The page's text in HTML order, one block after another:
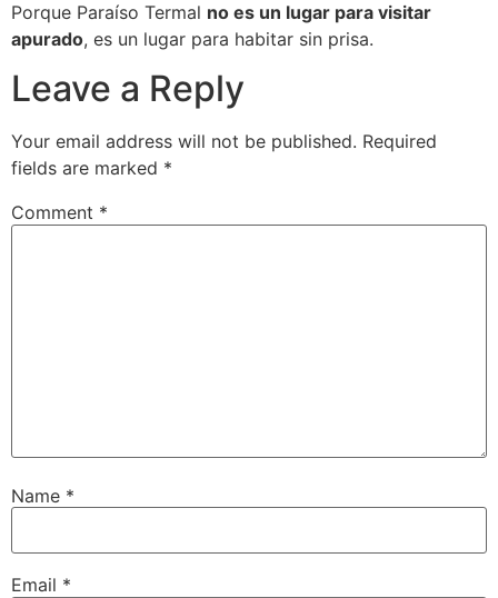
Porque Paraíso Termal no es un lugar para visitar
apurado, es un lugar para habitar sin prisa.
Leave a Reply
Your email address will not be published. Required
fields are marked *
Comment *
Name *
Email *